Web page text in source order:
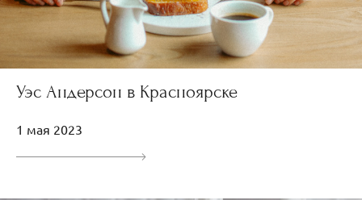
Уэс Андерсон в Красноярске
1 мая 2023